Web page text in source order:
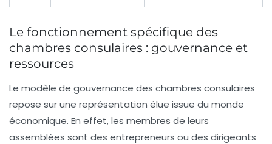
Le fonctionnement spécifique des
chambres consulaires : gouvernance et
ressources
Le modèle de gouvernance des chambres consulaires
repose sur une représentation élue issue du monde
économique. En effet, les membres de leurs
assemblées sont des entrepreneurs ou des dirigeants